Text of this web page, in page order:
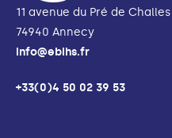
11 avenue du Pré de Challes
74940 Annecy
info@ebihs.fr
+33(0)4 50 02 39 53